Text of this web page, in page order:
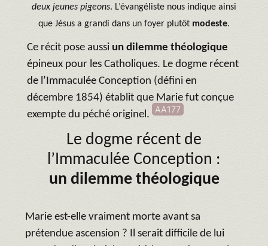
deux jeunes pigeons. L’évangéliste nous indique ainsi
que Jésus a grandi dans un foyer plutôt modeste.
Ce récit pose aussi un dilemme théologique
épineux pour les Catholiques. Le dogme récent
de l’Immaculée Conception (défini en
décembre 1854) établit que Marie fut conçue
exempte du péché originel.
AA177
Le dogme récent de
l’Immaculée Conception :
un dilemme théologique
Marie est-elle vraiment morte avant sa
prétendue ascension ? Il serait difficile de lui